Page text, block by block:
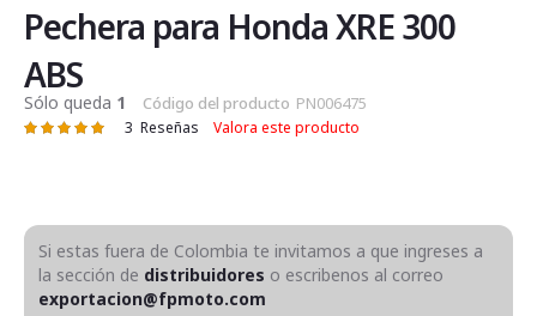
de
la
galería
de
imágenes
Pechera para Honda XRE 300
ABS
Sólo queda 1 Código del producto PN006475
Valoración: 3 Reseñas Valora este producto
Si estas fuera de Colombia te invitamos a que ingreses a
la sección de distribuidores o escribenos al correo
exportacion@fpmoto.com